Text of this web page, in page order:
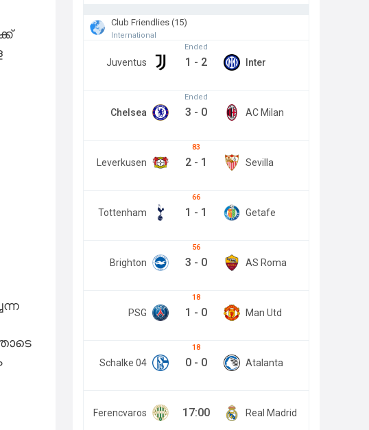
Club Friendlies (15)
International
Juventus
Ended
1 - 2 Inter
Chelsea
Ended
3 - 0 AC Milan
Leverkusen
83
2 - 1 Sevilla
Tottenham
66
1 - 1 Getafe
Brighton
56
3 - 0 AS Roma
PSG
18
1 - 0 Man Utd
Schalke 04
18
0 - 0 Atalanta
Ferencvaros 17:00 Real Madrid